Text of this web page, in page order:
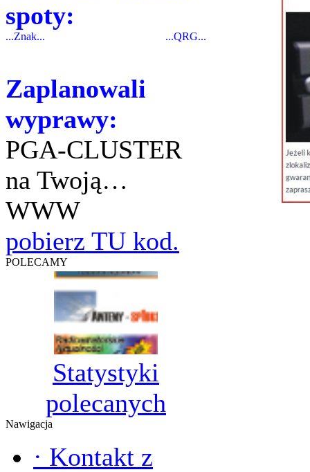
spoty:
...Znak... ...QRG...
Zaplanowali
wyprawy:
PGA-CLUSTER
na Twoją…
WWW
pobierz TU kod.
POLECAMY
Statystyki
polecanych
Nawigacja
· Kontakt z